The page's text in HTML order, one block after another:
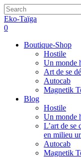
Eko-Taïga
0
Boutique-Shop
Hostile
Un monde
Art de se
Autocab
Magnetik
Blog
Hostile
Un monde
L’art de se
en milieu
Autocab
Magnetik